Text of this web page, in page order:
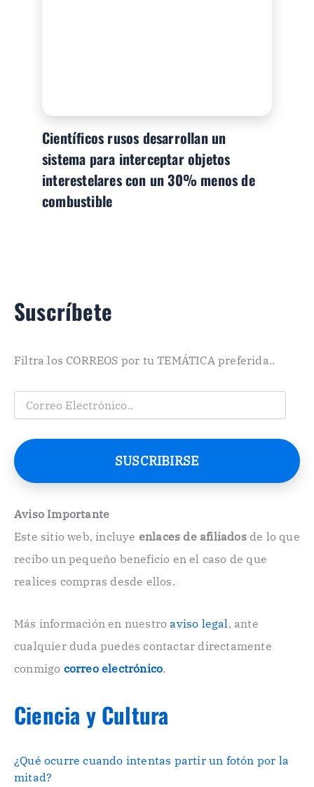
Científicos rusos desarrollan un
sistema para interceptar objetos
interestelares con un 30% menos de
combustible
Suscríbete
Filtra los CORREOS por tu TEMÁTICA preferida..
C
e
o
e
t
ó
n
o
.
SUSCRIBIRSE
Aviso Importante
Este sitio web, incluye enlaces de afiliadosde lo que
recibo un pequeño beneficio en el caso de que
realices compras desde ellos.
Más información en nuestroaviso legal , ante
cualquier duda puedes contactar directamente
conmigo correo electrónico.
Ciencia y Cultura
¿Qué ocurre cuando intentas partir un fotón por la
mitad?